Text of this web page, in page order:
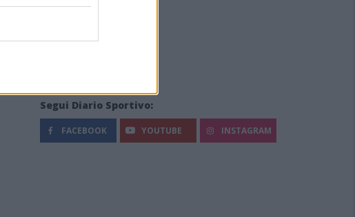
Segui Diario Sportivo:
FACEBOOK YOUTUBE INSTAGRAM